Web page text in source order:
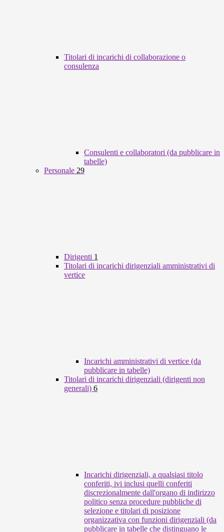
Titolari di incarichi di collaborazione o
consulenza
Consulenti e collaboratori (da pubblicare in
tabelle)
Personale 29
Dirigenti 1
Titolari di incarichi dirigenziali amministrativi di
vertice
Incarichi amministrativi di vertice (da
pubblicare in tabelle)
Titolari di incarichi dirigenziali (dirigenti non
generali) 6
Incarichi dirigenziali, a qualsiasi titolo
conferiti, ivi inclusi quelli conferiti
discrezionalmente dall'organo di indirizzo
politico senza procedure pubbliche di
selezione e titolari di posizione
organizzativa con funzioni dirigenziali (da
pubblicare in tabelle che distinguano le